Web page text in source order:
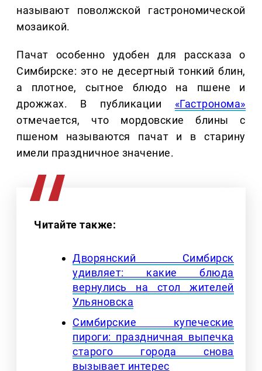
называют поволжской гастрономической
мозаикой.
Пачат особенно удобен для рассказа о
Симбирске: это не десертный тонкий блин,
а плотное, сытное блюдо на пшене и
дрожжах. В публикации «Гастронома»
отмечается, что мордовские блины с
пшеном называются пачат и в старину
имели праздничное значение.
Читайте также:
Дворянский Симбирск
удивляет: какие блюда
вернулись на стол жителей
Ульяновска
Симбирские купеческие
пироги: праздничная выпечка
старого города снова
вызывает интерес